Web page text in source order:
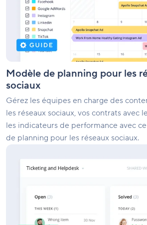
Modèle de planning pour les
sociaux
Gérez les équipes en charge des
les réseaux sociaux, vos contrats avec
les indicateurs de performance avec
de planning pour les réseaux sociaux.
réseaux
sociaux
gestion